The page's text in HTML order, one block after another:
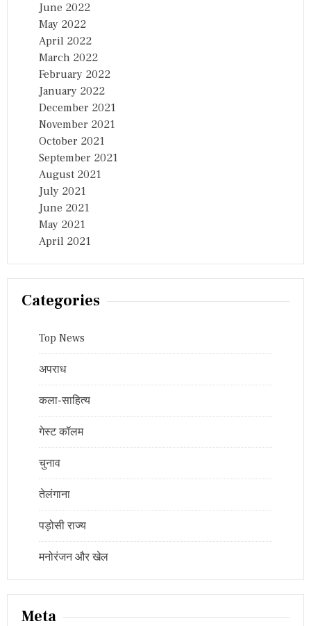
June 2022
May 2022
April 2022
March 2022
February 2022
January 2022
December 2021
November 2021
October 2021
September 2021
August 2021
July 2021
June 2021
May 2021
April 2021
Categories
Top News
अपराध
कला-साहित्य
गेस्ट कॉलम
चुनाव
तेलंगाना
पड़ोसी राज्य
मनोरंजन और खेल
Meta